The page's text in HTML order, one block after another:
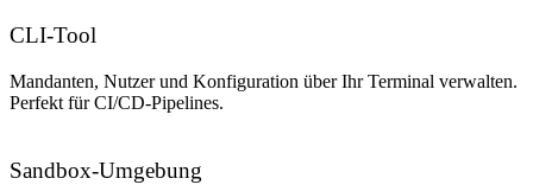
CLI-Tool
Mandanten, Nutzer und Konfiguration über Ihr Terminal verwalten.
Perfekt für CI/CD-Pipelines.
Sandbox-Umgebung